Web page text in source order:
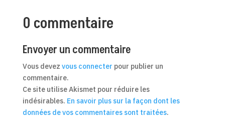
0 commentaire
Envoyer un commentaire
Vous devez vous connecter pour publier un
commentaire.
Ce site utilise Akismet pour réduire les
indésirables. En savoir plus sur la façon dont les
données de vos commentaires sont traitées.